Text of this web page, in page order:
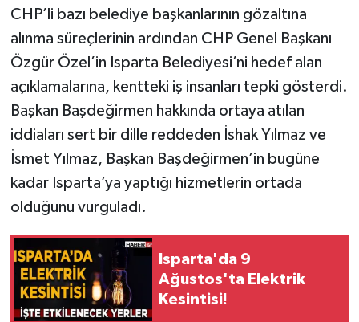
CHP’li bazı belediye başkanlarının gözaltına
alınma süreçlerinin ardından CHP Genel Başkanı
Özgür Özel’in Isparta Belediyesi’ni hedef alan
açıklamalarına, kentteki iş insanları tepki gösterdi.
Başkan Başdeğirmen hakkında ortaya atılan
iddiaları sert bir dille reddeden İshak Yılmaz ve
İsmet Yılmaz, Başkan Başdeğirmen’in bugüne
kadar Isparta’ya yaptığı hizmetlerin ortada
olduğunu vurguladı.
Isparta'da 9
Ağustos'ta Elektrik
Kesintisi!
SAĞLIK
Spor
Tarihi Yapılarımız
Teknoloji
Türkiye
Yerel
İletişim